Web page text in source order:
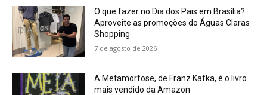
O que fazer no Dia dos Pais em Brasília?
Aproveite as promoções do Águas Claras
Shopping
7 de agosto de 2026
A Metamorfose, de Franz Kafka, é o livro
mais vendido da Amazon